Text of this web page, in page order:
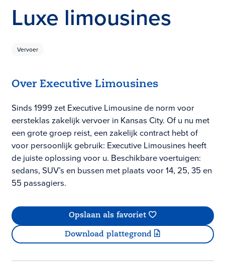
Luxe limousines
Vervoer
Over Executive Limousines
Sinds 1999 zet Executive Limousine de norm voor
eersteklas zakelijk vervoer in Kansas City. Of u nu met
een grote groep reist, een zakelijk contract hebt of
voor persoonlijk gebruik: Executive Limousines heeft
de juiste oplossing voor u. Beschikbare voertuigen:
sedans, SUV’s en bussen met plaats voor 14, 25, 35 en
55 passagiers.
Opslaan als favoriet
Download plattegrond